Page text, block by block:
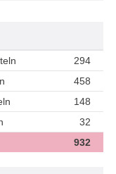
294
458
148
32
932